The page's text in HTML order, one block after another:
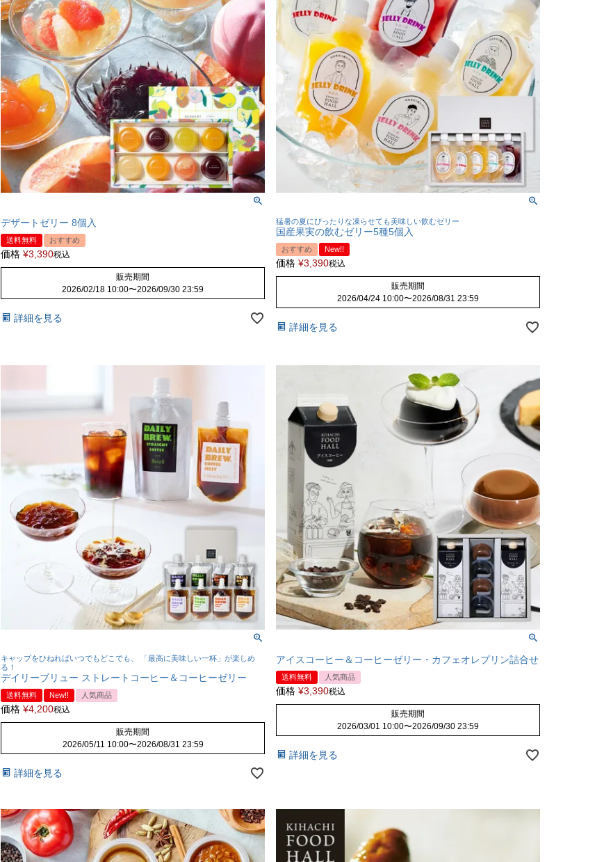
デザートゼリー 8個入
送料無料 おすすめ
価格 ¥3,390税込
販売期間
2026/02/18 10:00〜2026/09/30 23:59
詳細を見る
猛暑の夏にぴったりな凍らせても美味しい飲むゼリー
国産果実の飲むゼリー5種5個入
おすすめ New!!
価格 ¥3,390税込
販売期間
2026/04/24 10:00〜2026/08/31 23:59
詳細を見る
キャップをひねればいつでもどこでも、 「最高に美味しい一杯」が楽しめ
る！
デイリーブリュー ストレートコーヒー＆コーヒーゼリー
送料無料 New!! 人気商品
価格 ¥4,200税込
販売期間
2026/05/11 10:00〜2026/08/31 23:59
詳細を見る
アイスコーヒー＆コーヒーゼリー・カフェオレプリン詰合せ
送料無料 人気商品
価格 ¥3,390税込
販売期間
2026/03/01 10:00〜2026/09/30 23:59
詳細を見る